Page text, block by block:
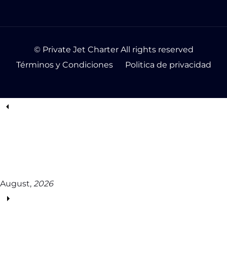
© Private Jet Charter All rights reserved
Términos y Condiciones
Politica de privacidad
August, 2026